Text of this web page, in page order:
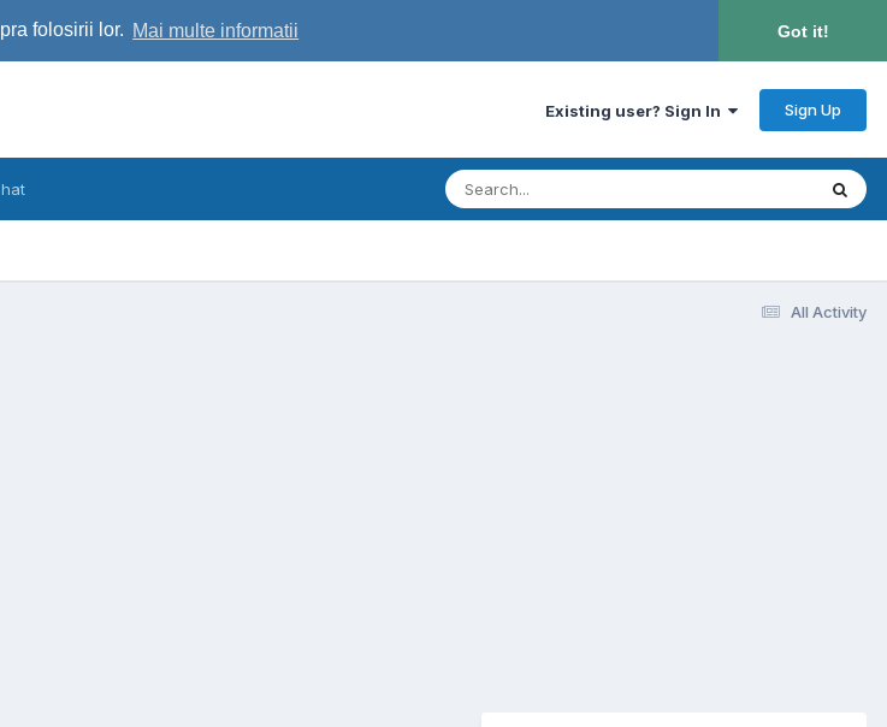
folosirii lor. Mai multe informatii Got it!
Existing user? Sign In Sign Up
All Activity